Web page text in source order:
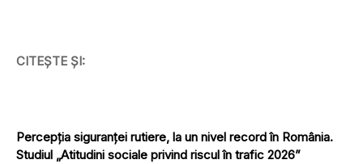
CITEȘTE ȘI:
Percepția siguranței rutiere, la un nivel record în România.
Studiul „Atitudini sociale privind riscul în trafic 2026”